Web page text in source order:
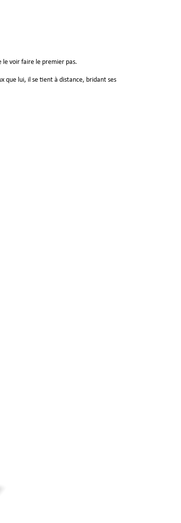
le voir faire le premier pas.
que lui, il se tient à distance, bridant ses